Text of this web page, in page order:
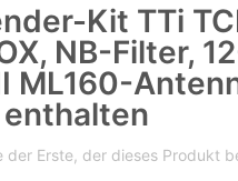
Kit TTi
NB-Filter,
ML160-
der Erste, der dieses Produkt